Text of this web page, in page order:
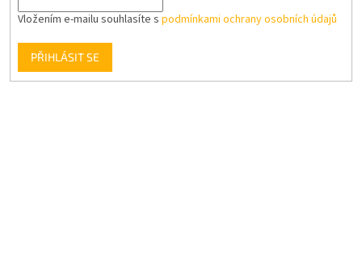
Vložením e-mailu souhlasíte s podmínkami ochrany osobních údajů
PŘIHLÁSIT SE